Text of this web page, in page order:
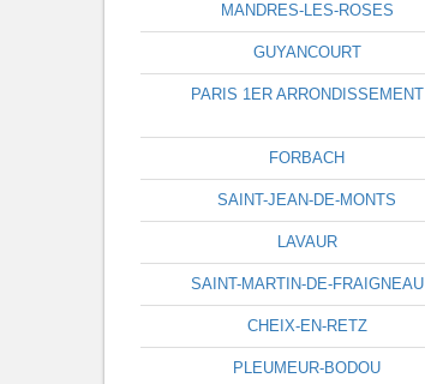
MANDRES-LES-ROSES
GUYANCOURT
PARIS 1ER ARRONDISSEMENT
FORBACH
SAINT-JEAN-DE-MONTS
LAVAUR
SAINT-MARTIN-DE-FRAIGNEAU
CHEIX-EN-RETZ
PLEUMEUR-BODOU